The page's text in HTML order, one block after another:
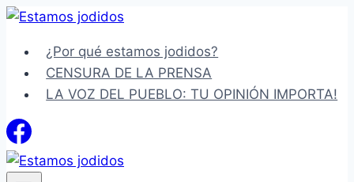
Saltar
contenido¿Por qué estamos jodidos?
CENSURA DE LA PRENSA
LA VOZ DEL PUEBLO: TU OPINIÓN IMPORTA!